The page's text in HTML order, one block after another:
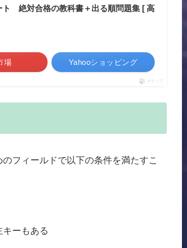
絶対合格の教科書＋出る順問題集 [ 高
場 Yahooショッピング
ポチップ
フィールドで以下の条件を満たすこ
ーもある